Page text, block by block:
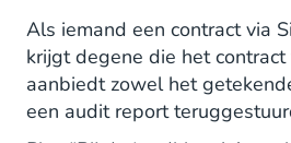
Als iemand een contract via
krijgt degene die het
aanbiedt zowel het
een audit report